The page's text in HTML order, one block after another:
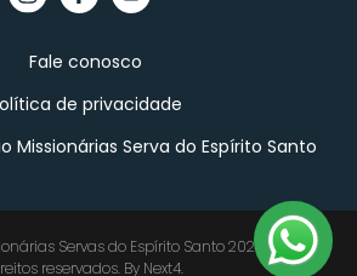
Fale conosco
de privacidade
Missionárias Serva do Espírito Santo
Servas do Espírito Santo 2025. Todos os
reservados. By Next4.